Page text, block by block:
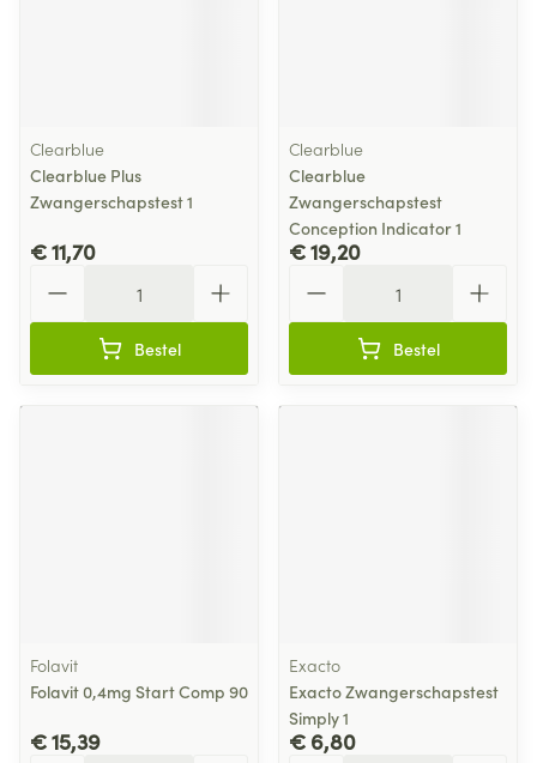
Clearblue
Clearblue Plus
Zwangerschapstest 1
€ 11,70
Bestel
Clearblue
Clearblue
Zwangerschapstest
Conception Indicator 1
€ 19,20
Bestel
Folavit
Folavit 0,4mg Start Comp 90
€ 15,39
Exacto
Exacto Zwangerschapstest
Simply 1
€ 6,80